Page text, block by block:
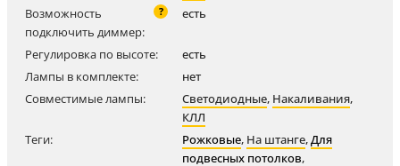
Возможность
подключить диммер:
? есть
Регулировка по высоте:
есть
Лампы в комплекте:
нет
Совместимые лампы:
Светодиодные, Накаливания,
КЛЛ
Теги:
Рожковые, На штанге,Для
подвесных потолков,